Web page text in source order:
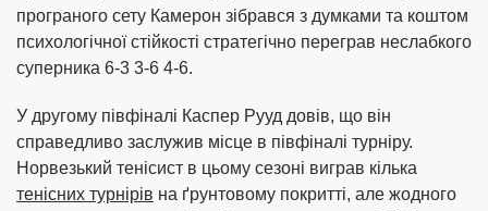
програного сету Камерон зібрався з думками та коштом
психологічної стійкості стратегічно переграв неслабкого
суперника 6-3 3-6 4-6.
У другому півфіналі Каспер Рууд довів, що він
справедливо заслужив місце в півфіналі турніру.
Норвезький тенісист в цьому сезоні виграв кілька
тенісних турнірів на ґрунтовому покритті, але жодного